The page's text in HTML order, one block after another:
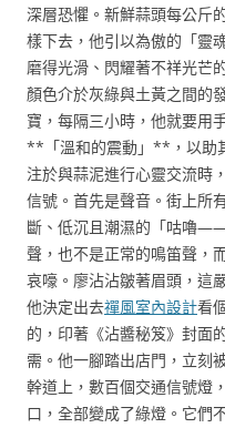
深層恐懼。新鮮蒜頭每公斤
樣下去，他引以為傲的「靈
磨得光滑、閃耀著不祥光芒
顏色介於灰綠與土黃之間的
寶，每隔三小時，他就要用
**「溫和的震動」**，以助
注於與蒜泥進行心靈交流時
信號。首先是聲音。街上所
斷、低沉且潮濕的「咕嚕
聲，也不是正常的鳴笛聲，
哀嚎。廖沾沾皺著眉頭，這
他決定出去禪風室內設計看
的，印著《沾醬秘笈》封面
需。他一腳踏出店門，立刻
幹道上，數百個交通信號燈
口，全部變成了綠燈。它們